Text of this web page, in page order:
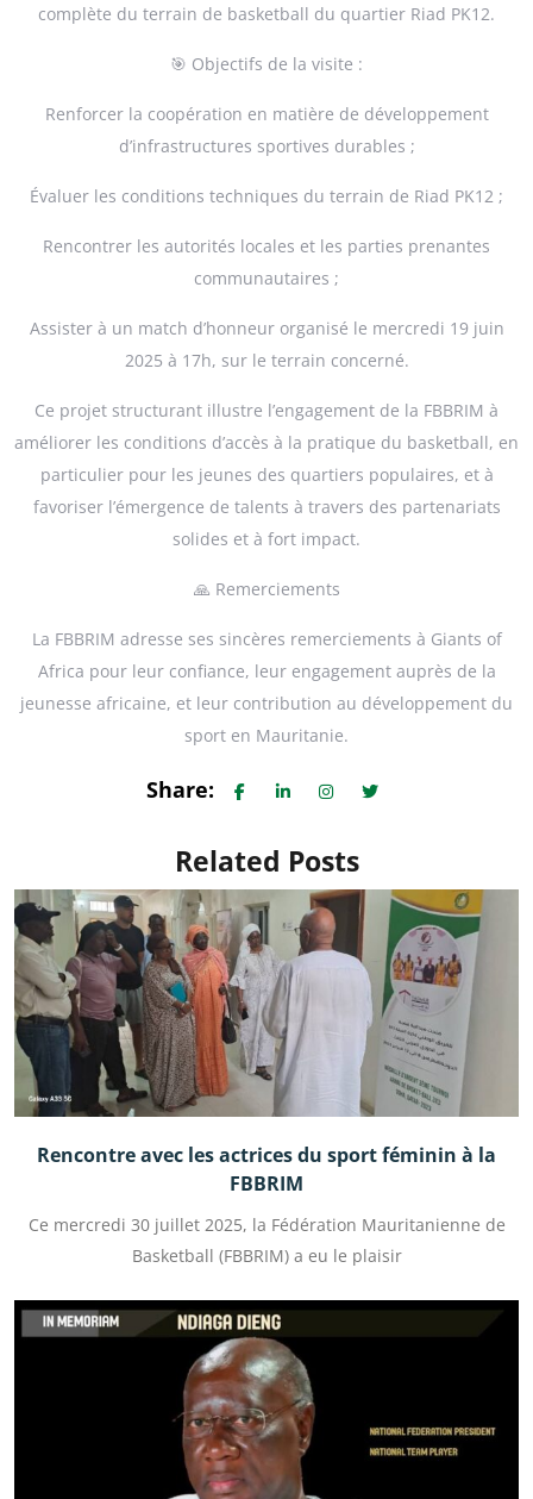
complète du terrain de basketball du quartier Riad PK12.
🎯 Objectifs de la visite :
Renforcer la coopération en matière de développement
d’infrastructures sportives durables ;
Évaluer les conditions techniques du terrain de Riad PK12 ;
Rencontrer les autorités locales et les parties prenantes
communautaires ;
Assister à un match d’honneur organisé le mercredi 19 juin
2025 à 17h, sur le terrain concerné.
Ce projet structurant illustre l’engagement de la FBBRIM à
améliorer les conditions d’accès à la pratique du basketball, en
particulier pour les jeunes des quartiers populaires, et à
favoriser l’émergence de talents à travers des partenariats
solides et à fort impact.
🙏 Remerciements
La FBBRIM adresse ses sincères remerciements à Giants of
Africa pour leur confiance, leur engagement auprès de la
jeunesse africaine, et leur contribution au développement du
sport en Mauritanie.
Share:
Related Posts
Rencontre avec les actrices du sport féminin à la
FBBRIM
Ce mercredi 30 juillet 2025, la Fédération Mauritanienne de
Basketball (FBBRIM) a eu le plaisir